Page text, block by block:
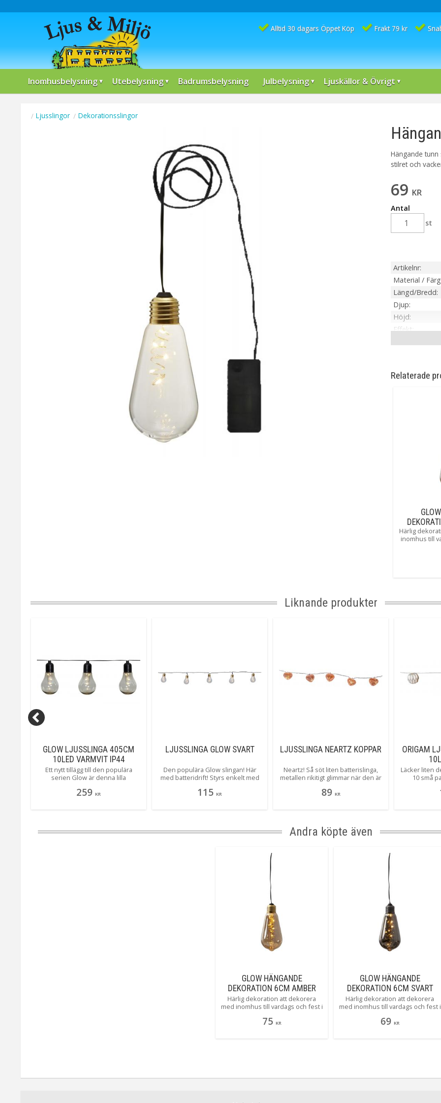
Alltid 30 dagars Öppet Köp Frakt 79 kr
Inomhusbelysning Utebelysning Badrumsbelysning Julbelysning Ljuskällor & Övrigt
Ljusslingor Dekorationsslingor
Hängande
stilret och
69 KR
Antal
st
Artikelnr
Material / Färg
Längd/Bredd
Djup
Höjd
Effekt
Ljuskälla
Spänning
Relaterade
Härlig
inomhus till
timern gör
Liknande produkter
GLOW LJUSSLINGA 405CM
10LED VARMVIT IP44
Ett nytt tillägg till den populära
serien Glow är denna lilla
tonat hölje ger den ett mjukt och
259 KR
LJUSSLINGA GLOW SVART
Den populära Glow slingan! Här
med batteridrift! Styrs enkelt med
115 KR
LJUSSLINGA NEARTZ KOPPAR
Neartz! Så söt liten batterislinga,
metallen rikitigt glimmar när den är
enkelt att ställa in när den ska lysa.
89 KR
ORIGAM
Läcker liten
10 små
batterier
Andra köpte även
GLOW HÄNGANDE
DEKORATION 6CM AMBER
Härlig dekoration att dekorera
med inomhus till vardags och fest i
inbyggda timern gör det lätt att
75 KR
GLOW HÄNGANDE
DEKORATION 6CM SVART
Härlig dekoration att dekorera
med inomhus till vardags och fest i
inbyggda timern gör det lätt att
69 KR